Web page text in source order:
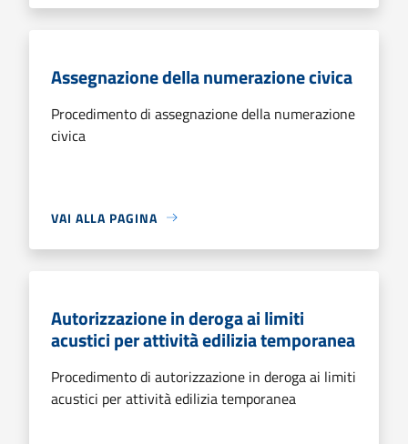
Assegnazione della numerazione civica
Procedimento di assegnazione della numerazione
civica
VAI ALLA PAGINA
Autorizzazione in deroga ai limiti
acustici per attività edilizia temporanea
Procedimento di autorizzazione in deroga ai limiti
acustici per attività edilizia temporanea